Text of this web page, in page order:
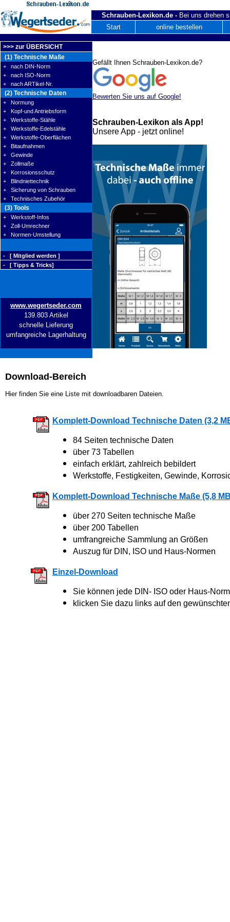
Schrauben-Lexikon.de - Bei uns drehen
Start
online bestellen
>>> zur ÜBERSICHT
(1) Technische Maße
+ nach DIN-Norm
+ nach ISO-Norm
+ nach ARTikel-Nr.
(2) Technische Daten
+ Normung
+ Kopf-und Antriebsform
+ Werkstoffe-Stähle
+ Werkstoffe-Edelstähle
+ Werkstoffe-Oberflächen
+ Bitaufnahmen
+ Gewinde
+ Zollmaße
+ Korrosionsschutz
+ Blindniettechnik
+ Sicherung von Schrauben
+ Technisches Zubehör
(3) Tools
+ Werkstoff-Infos
+ Zoll-Umrechner
+ Normen-Umstellung
- [ Mitglied werden ]
- [ Tipps & Tricks]
www.wegertseder.com
139.803 Artikel
schnelle Lieferung
umfangreiche Lagerhaltung
Download-Bereich
Hier finden Sie eine Liste mit downloadbaren Dateien.
Komplett-Download Technische Daten (3,2
84 Seiten technische Daten
über 73 Tabellen
einfach erklärt, zahlreich bebildert
Werkstoffe, Festigkeiten, Gewinde,
Komplett-Download Technische Maße (5,8
über 270 Seiten technische Maße
über 200 Tabellen
umfrangreiche Sammlung an Größen
Auszug für DIN, ISO und Haus-Normen
Einzel-Download
Sie können jede DIN- ISO oder Haus-
klicken Sie dazu links auf den
Gefällt Ihnen Schrauben-Lexikon.de?
Bewerten Sie uns auf Google!
Schrauben-Lexikon als App!
Unsere App - jetzt online!